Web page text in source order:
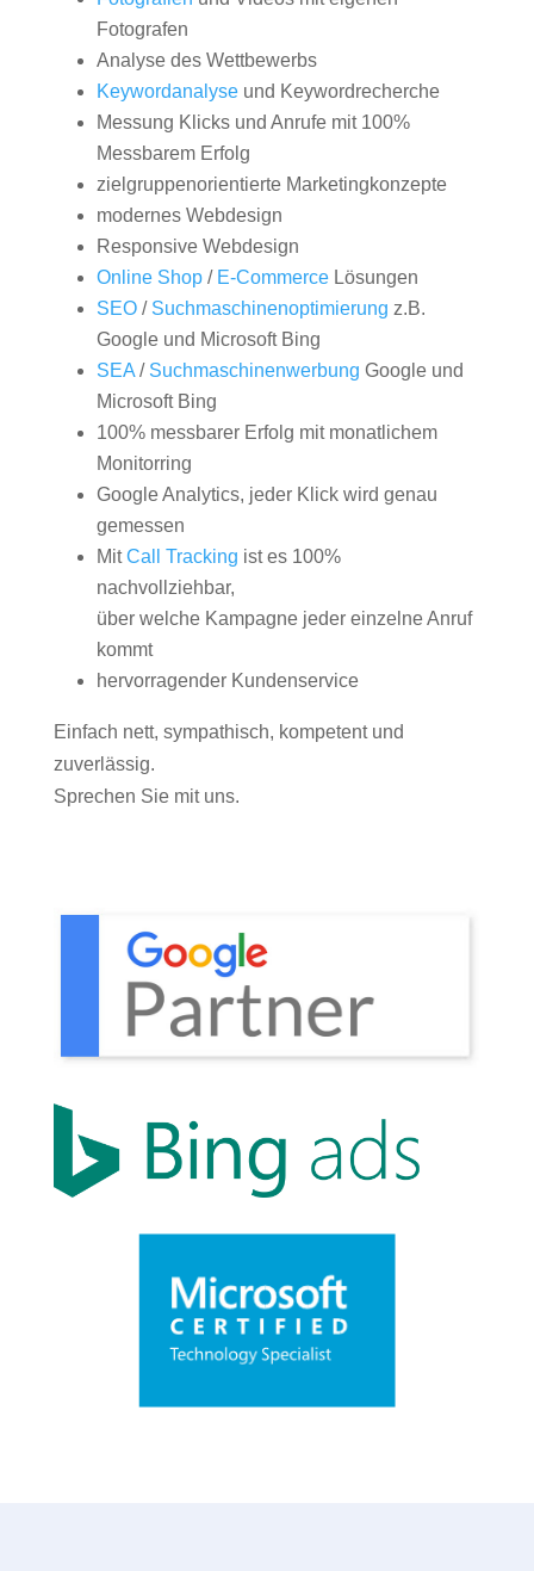
Fotografen
Analyse des Wettbewerbs
Keywordanalyseund Keywordrecherche
Messung Klicks und Anrufe mit 100%
Messbarem Erfolg
zielgruppenorientierte Marketingkonzepte
modernes Webdesign
Responsive Webdesign
Online Shop/ E-CommerceLösungen
SEO/ Suchmaschinenoptimierung z.B.
Google und Microsoft Bing
SEA/ Suchmaschinenwerbung Google und
Microsoft Bing
100% messbarer Erfolg mit monatlichem
Monitorring
Google Analytics, jeder Klick wird genau
gemessen
MitCall Tracking ist es 100%
nachvollziehbar,
über welche Kampagne jeder einzelne Anruf
kommt
hervorragender Kundenservice
Einfach nett, sympathisch, kompetent und
zuverlässig.
Sprechen Sie mit uns.